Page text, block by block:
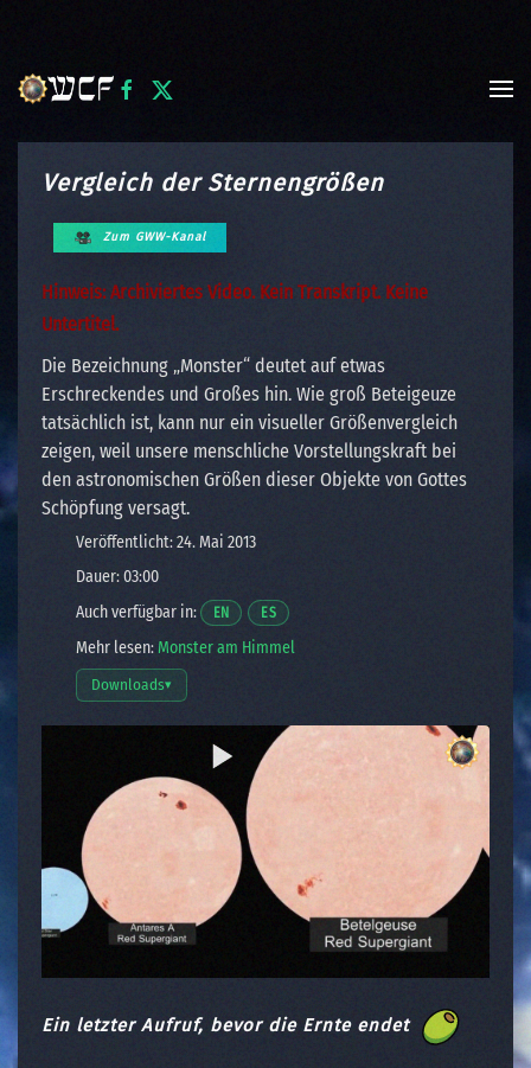
Vergleich der Sternengrößen
Zum GWW-Kanal
Hinweis: Archiviertes Video. Kein Transkript. Keine
Untertitel.
Die Bezeichnung „Monster“ deutet auf etwas
Erschreckendes und Großes hin. Wie groß Beteigeuze
tatsächlich ist, kann nur ein visueller Größenvergleich
zeigen, weil unsere menschliche Vorstellungskraft bei
den astronomischen Größen dieser Objekte von Gottes
Schöpfung versagt.
Veröffentlicht: 24. Mai 2013
Dauer: 03:00
Auch verfügbar in:
ENOpens a video in a new window.
ESOpens a video in a new window.
Mehr lesen:Monster am Himmel
Downloads▾
Download-Optionen öffnen
Ein letzter Aufruf, bevor die Ernte endet